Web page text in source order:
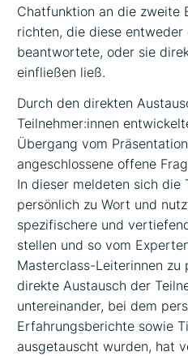
Chatfunktion an die zweite
richten, die diese
beantwortete, oder sie
einfließen ließ.
Durch den direkten
Teilnehmer:innen
Übergang vom
angeschlossene offene
In dieser meldeten sich die
persönlich zu Wort und
spezifischere und
stellen und so vom
Masterclass-Leiterinnen
direkte Austausch der
untereinander, bei dem
Erfahrungsberichte sowie
ausgetauscht wurden, hat